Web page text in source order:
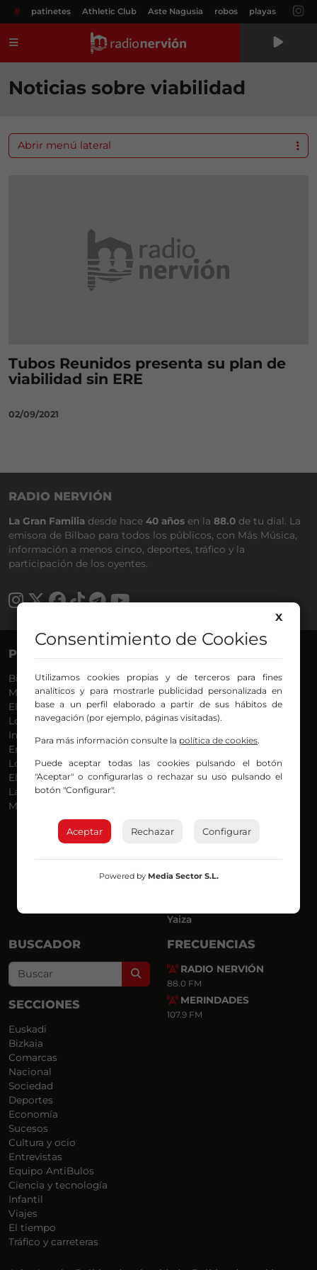
# patinetes Athletic Club Aste Nagusia robos playas
Noticias sobre viabilidad
Tubos Reunidos presenta su plan de
viabilidad sin ERE
02/09/2021
Abrir menú lateral
RADIO NERVIÓN
La Gran Familia desde hace 40 años en la 88.0 de tu dial. La
emisora de Bilbao para todos los públicos, con Más Música,
información a menos cinco, deportes, tráfico y la
participación de los oyentes.
PROGRAMAS
Bilbosport
Más Música
El Madrugador
Lo Más Nuevo
Informativos
En Ruta
Locos por la Música
El Supermadrugador
La Mañana de Radio Nervión
Más Madrugada
Agurtzane
Belén Ollero
Dani
Eduardo
Eva Argote
Endika
Iker
Iñigo
Joseba
Mar y Cielo
Miguel Ángel
Yaiza
BUSCADOR
Search
SECCIONES
Euskadi
Bizkaia
Comarcas
Nacional
Sociedad
Deportes
Economía
Sucesos
Cultura y ocio
Entrevistas
Equipo AntiBulos
Ciencia y tecnología
Infantil
Viajes
El tiempo
Tráfico y carreteras
FRECUENCIAS
RADIO NERVIÓN
88.0 FM
MERINDADES
107.9 FM
X
Consentimiento de Cookies
Utilizamos cookies propias y de terceros para fines
analíticos y para mostrarle publicidad personalizada en
base a un perfil elaborado a partir de sus hábitos de
navegación (por ejemplo, páginas visitadas).
Para más información consulte la política de cookies.
Puede aceptar todas las cookies pulsando el botón
"Aceptar" o configurarlas o rechazar su uso pulsando el
botón "Configurar".
Aceptar Rechazar Configurar
Powered by Media Sector S.L.